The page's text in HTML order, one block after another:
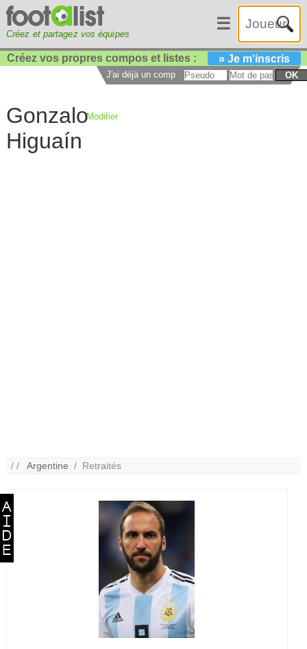
Créez et partagez vos équipes
☰
Créez vos propres compos et listes : » Je m'inscris
J'ai déjà un compte : OK
Gonzalo
Higuaín
Modifier
/ /Argentine / Retraités